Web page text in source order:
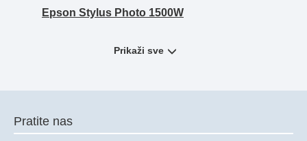
Epson Stylus Photo 1500W
Prikaži sve
Pratite nas